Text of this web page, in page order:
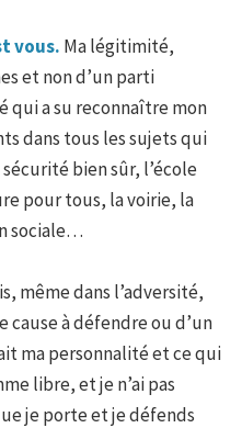
vous. Ma légitimité,
et non d’un parti
a su reconnaître mon
dans tous les sujets qui
bien sûr, l’école
pour tous, la voirie, la
sociale…
même dans l’adversité,
cause à défendre ou d’un
ma personnalité et ce qui
libre, et je n’ai pas
je porte et je défends